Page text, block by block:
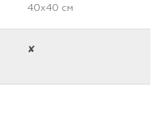
40х40 см
✘